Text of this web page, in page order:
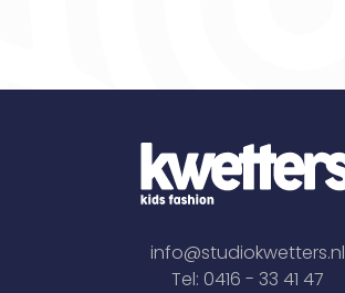
info@studiokwetters.nl
Tel: 0416 - 33 41 47